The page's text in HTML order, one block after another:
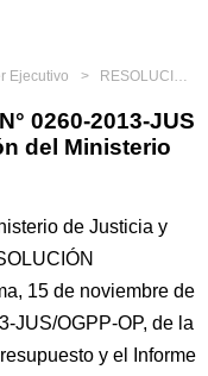
Ejecutivo RESOLUCIÓN MINISTERIAL N° 0260-2013-JUS Aprueban Plan Anticorrupción del Ministerio de Justicia y
0260-2013-JUS
del Ministerio
de Justicia y
15 de noviembre de
JUS/OGPP-OP, de la
y el Informe